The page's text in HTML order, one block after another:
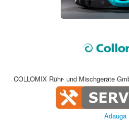
COLLOMIX Rühr- und Mischgeräte
Adauga